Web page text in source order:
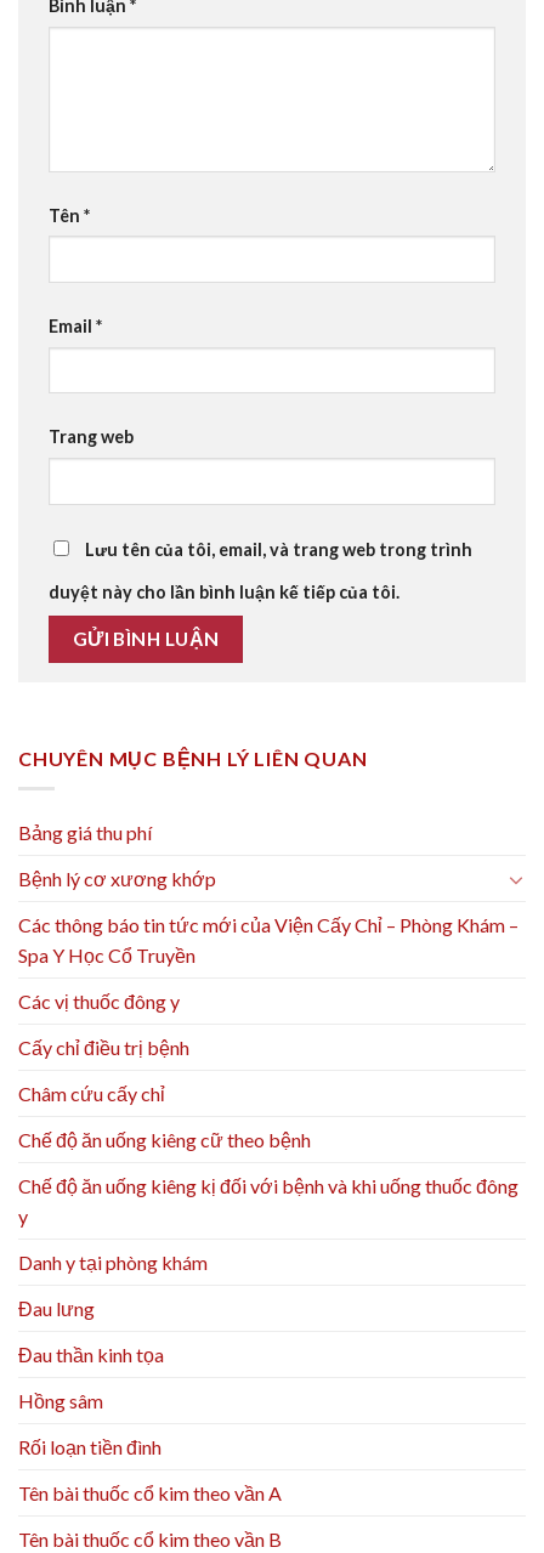
Bình luận *
Tên *
Email *
Trang web
Lưu tên của tôi, email, và trang web trong trình
duyệt này cho lần bình luận kế tiếp của tôi.
CHUYÊN MỤC BỆNH LÝ LIÊN QUAN
Bảng giá thu phí
Bệnh lý cơ xương khớp
Các thông báo tin tức mới của Viện Cấy Chỉ – Phòng Khám –
Spa Y Học Cổ Truyền
Các vị thuốc đông y
Cấy chỉ điều trị bệnh
Châm cứu cấy chỉ
Chế độ ăn uống kiêng cữ theo bệnh
Chế độ ăn uống kiêng kị đối với bệnh và khi uống thuốc đông
y
Danh y tại phòng khám
Đau lưng
Đau thần kinh tọa
Hồng sâm
Rối loạn tiền đình
Tên bài thuốc cổ kim theo vần A
Tên bài thuốc cổ kim theo vần B